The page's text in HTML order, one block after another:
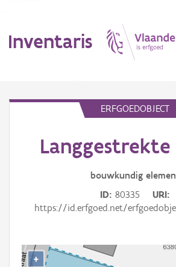
Inventaris
Erfgoedobject
Gebeurtenis
ERFGOEDOBJECT
Langgestrekte
bouwkundig
ID 80335
URI
https://id.erfgoed.net/
+